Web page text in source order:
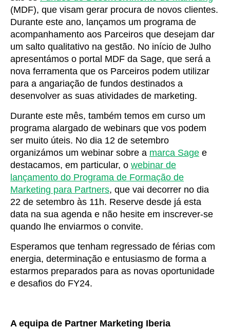
(MDF), que visam gerar procura de novos clientes.
Durante este ano, lançamos um programa de
acompanhamento aos Parceiros que desejam dar
um salto qualitativo na gestão. No início de Julho
apresentámos o portal MDF da Sage, que será a
nova ferramenta que os Parceiros podem utilizar
para a angariação de fundos destinados a
desenvolver as suas atividades de marketing.
Durante este mês, também temos em curso um
programa alargado de webinars que vos podem
ser muito úteis. No dia 12 de setembro
organizámos um webinar sobre a marca Sage e
destacamos, em particular, o webinar de
lançamento do Programa de Formação de
Marketing para Partners, que vai decorrer no dia
22 de setembro às 11h. Reserve desde já esta
data na sua agenda e não hesite em inscrever-se
quando lhe enviarmos o convite.
Esperamos que tenham regressado de férias com
energia, determinação e entusiasmo de forma a
estarmos preparados para as novas oportunidade
e desafios do FY24.
A equipa de Partner Marketing Iberia